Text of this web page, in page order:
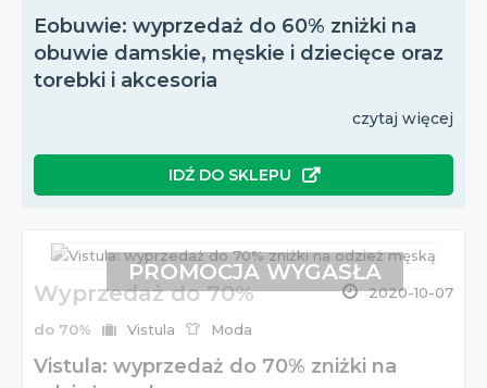
Eobuwie: wyprzedaż do 60% zniżki na
obuwie damskie, męskie i dziecięce oraz
torebki i akcesoria
czytaj więcej
IDŹ DO SKLEPU
Wyprzedaż do 70% 2020-10-07
do 70% Vistula Moda
Vistula: wyprzedaż do 70% zniżki na
PROMOCJA WYGASŁA